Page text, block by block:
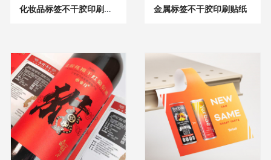
化妆品标签不干胶印刷贴纸 金属标签不干胶印刷贴纸